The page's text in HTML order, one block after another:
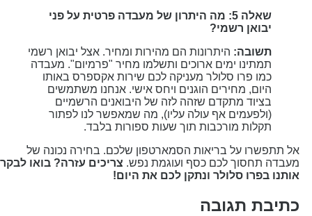
שאלה 5: מה היתרון של מעבדה פרטית על פני
יבואן רשמי?
תשובה:היתרונות הם מהירות ומחיר. אצל יבואן רשמי
תמתינו ימים ארוכים ותשלמו מחיר "פרמיום". מעבדה
כמו פרו סלולר מעניקה לכם שירות אקספרס באותו
היום, מחירים הוגנים ויחס אישי. אנחנו משתמשים
בציוד מתקדם שזהה לזה של היבואנים הרשמיים
(ולפעמים אף עולה עליו), מה שמאפשר לנו לפתור
תקלות מורכבות תוך שעות ספורות בלבד.
תתפשרו על בריאות הסמארטפון שלכם. בחירה נכונה של
תחסוך לכם כסף ועוגמת נפש.צריכים עזרה? בואו לבקר
בפרו סלולר ונתקן לכם את היום!
תגובה